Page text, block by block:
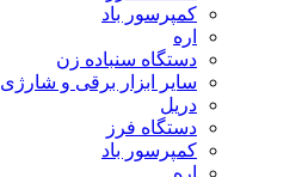
کمپرسور باد
اره
دستگاه سنباده زن
سایر ابزار برقی و شارژی
دریل
دستگاه فرز
کمپرسور باد
اره